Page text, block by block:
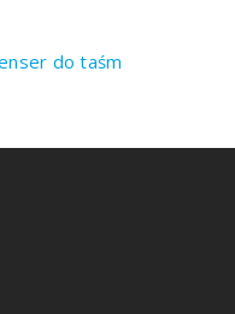
do taśm